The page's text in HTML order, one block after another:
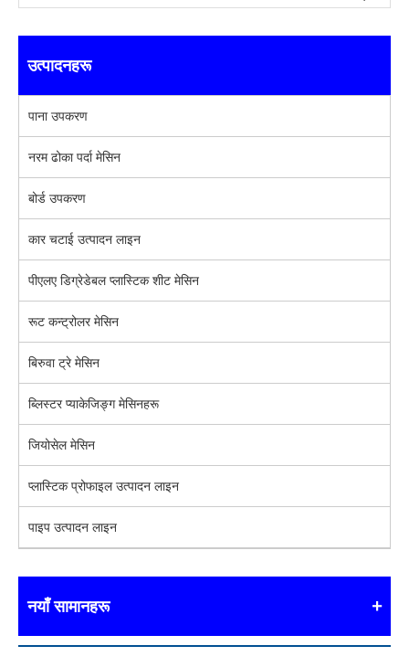
उत्पादनहरू
पाना उपकरण
नरम ढोका पर्दा मेसिन
बोर्ड उपकरण
कार चटाई उत्पादन लाइन
पीएलए डिग्रेडेबल प्लास्टिक शीट मेसिन
रूट कन्ट्रोलर मेसिन
बिरुवा ट्रे मेसिन
ब्लिस्टर प्याकेजिङ्ग मेसिनहरू
जियोसेल मेसिन
प्लास्टिक प्रोफाइल उत्पादन लाइन
पाइप उत्पादन लाइन
नयाँ सामानहरू